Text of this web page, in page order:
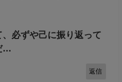
必ずや己に振り返って
…
返信